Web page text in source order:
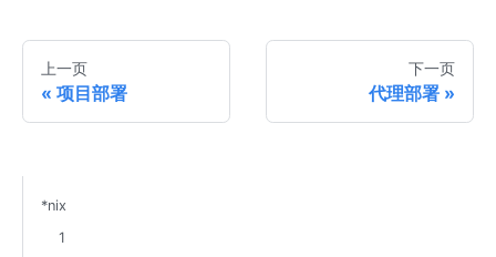
上一页
项目部署
下一页
代理部署
*nix
1